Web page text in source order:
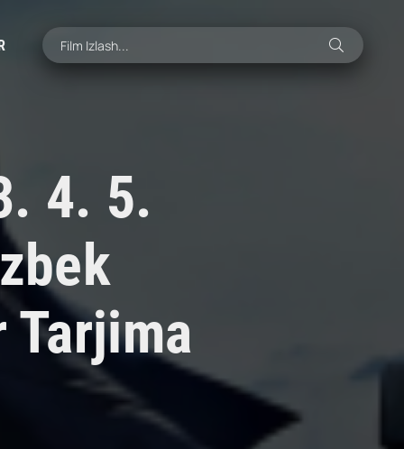
4. 5.